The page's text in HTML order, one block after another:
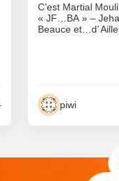
C’est Martial
« JF…BA » –
Beauce et…d’
piwi